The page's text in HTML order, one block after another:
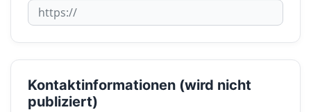
Kontaktinformationen (wird nicht
publiziert)